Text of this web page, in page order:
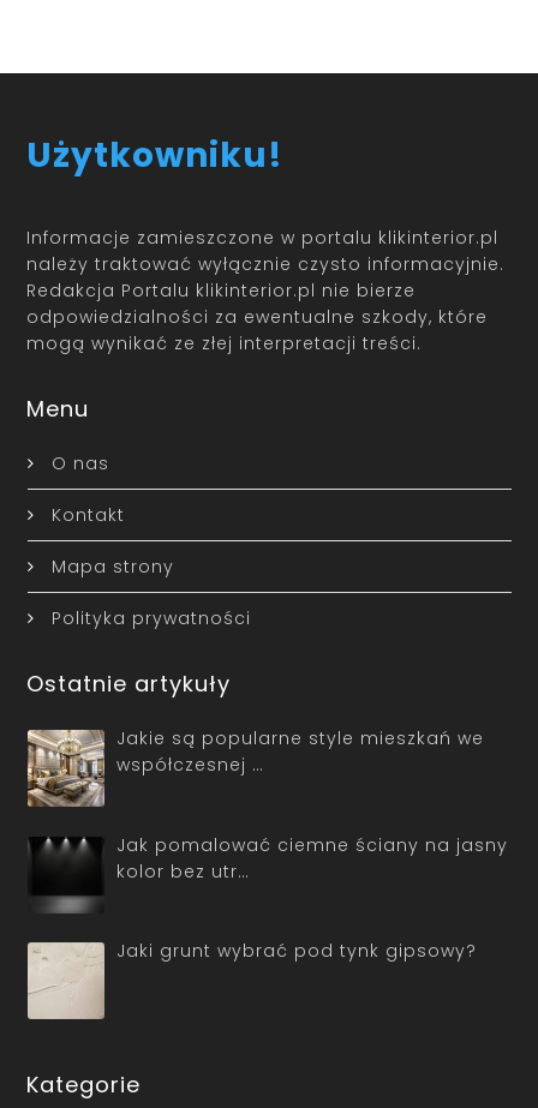
Użytkowniku!
Informacje zamieszczone w portalu klikinterior.pl
należy traktować wyłącznie czysto informacyjnie.
Redakcja Portalu klikinterior.pl nie bierze
odpowiedzialności za ewentualne szkody, które
mogą wynikać ze złej interpretacji treści.
Menu
O nas
Kontakt
Mapa strony
Polityka prywatności
Ostatnie artykuły
Jakie są popularne style mieszkań we
współczesnej …
Jak pomalować ciemne ściany na jasny
kolor bez utr…
Jaki grunt wybrać pod tynk gipsowy?
Kategorie